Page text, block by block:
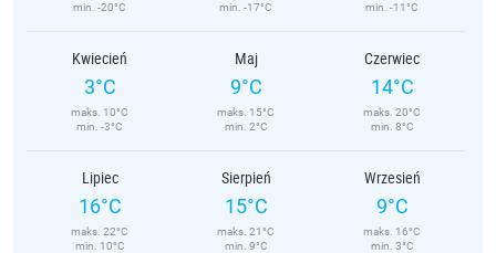
min. -20°C
min. -17°C
min. -11°C
Kwiecień
3°C
maks. 10°C
min. -3°C
Maj
9°C
maks. 15°C
min. 2°C
Czerwiec
14°C
maks. 20°C
min. 8°C
Lipiec
16°C
maks. 22°C
min. 10°C
Sierpień
15°C
maks. 21°C
min. 9°C
Wrzesień
9°C
maks. 16°C
min. 3°C